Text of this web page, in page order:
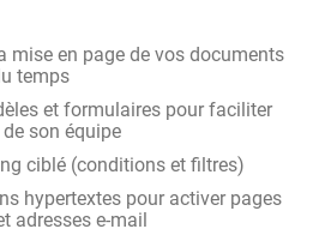
mise en page de vos documents
temps
et formulaires pour faciliter
son équipe
ciblé (conditions et filtres)
hypertextes pour activer pages
adresses e-mail